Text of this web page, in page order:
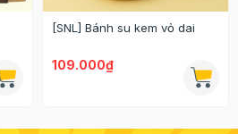
[SNL] Bánh su kem vỏ dai
109.000₫